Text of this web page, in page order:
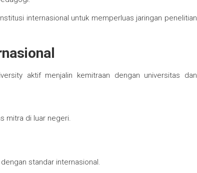
internasional untuk memperluas jaringan penelitian
aktif menjalin kemitraan dengan universitas dan
mitra di luar negeri.
standar internasional.